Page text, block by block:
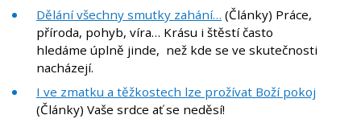
Dělání všechny smutky zahání… (Články) Práce,
příroda, pohyb, víra… Krásu i štěstí často
hledáme úplně jinde, než kde se ve skutečnosti
nacházejí.
I ve zmatku a těžkostech lze prožívat Boží pokoj
(Články) Vaše srdce ať se neděsí!